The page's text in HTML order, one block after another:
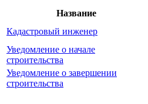
Название
Кадастровый инженер
Уведомление о начале
строительства
Уведомление о завершении
строительства